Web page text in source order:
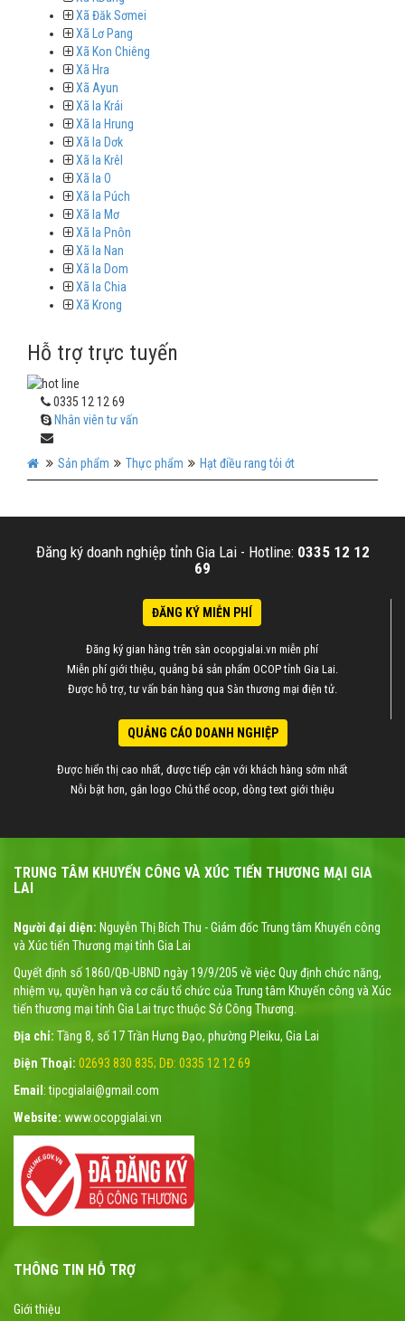
Xã Đăk Sơmei
Xã Lơ Pang
Xã Kon Chiêng
Xã Hra
Xã Ayun
Xã Ia Krái
Xã Ia Hrung
Xã Ia Dơk
Xã Ia Krêl
Xã Ia O
Xã Ia Púch
Xã Ia Mơ
Xã Ia Pnôn
Xã Ia Nan
Xã Ia Dom
Xã Ia Chia
Xã Krong
Hỗ trợ trực tuyến
0335 12 12 69
Nhân viên tư vấn
Sản phẩm Thực phẩm Hạt điều rang tỏi ớt
Đăng ký doanh nghiệp tỉnh Gia Lai - Hotline: 0335 12 12
69
ĐĂNG KÝ MIỄN PHÍ
Đăng ký gian hàng trên sàn ocopgialai.vn miễn phí
Miễn phí giới thiệu, quảng bá sản phẩm OCOP tỉnh Gia Lai.
Được hỗ trợ, tư vấn bán hàng qua Sàn thương mại điện tử.
QUẢNG CÁO DOANH NGHIỆP
Được hiển thị cao nhất, được tiếp cận với khách hàng sớm nhất
Nỗi bật hơn, gắn logo Chủ thể ocop, dòng text giới thiệu
TRUNG TÂM KHUYẾN CÔNG VÀ XÚC TIẾN THƯƠNG MẠI GIA
LAI
Người đại diện: Nguyễn Thị Bích Thu - Giám đốc Trung tâm Khuyến công
và Xúc tiến Thương mại tỉnh Gia Lai
Quyết định số 1860/QĐ-UBND ngày 19/9/205 về việc Quy định chức năng,
nhiệm vụ, quyền hạn và cơ cấu tổ chức của Trung tâm Khuyến công và Xúc
tiến thương mại tỉnh Gia Lai trực thuộc Sở Công Thương.
Địa chỉ: Tầng 8, số 17 Trần Hưng Đạo, phường Pleiku, Gia Lai
Điện Thoại: 02693 830 835; DĐ: 0335 12 12 69
Email : tipcgialai@gmail.com
Website: www.ocopgialai.vn
THÔNG TIN HỖ TRỢ
Giới thiệu